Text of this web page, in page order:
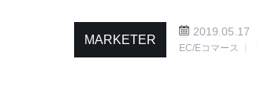
MARKETER
2019.05.17
EC/Eコマース